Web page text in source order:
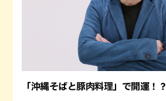
「沖縄そばと豚肉料理」で開運！？